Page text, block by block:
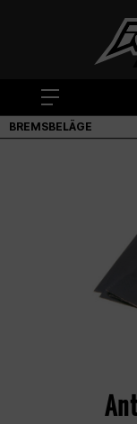
BREMSBELÄGE